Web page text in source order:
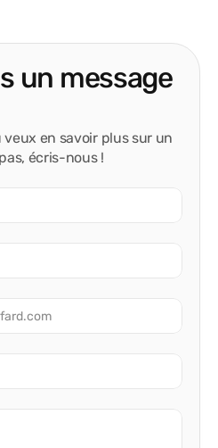
un message
en savoir plus sur un
écris-nous !